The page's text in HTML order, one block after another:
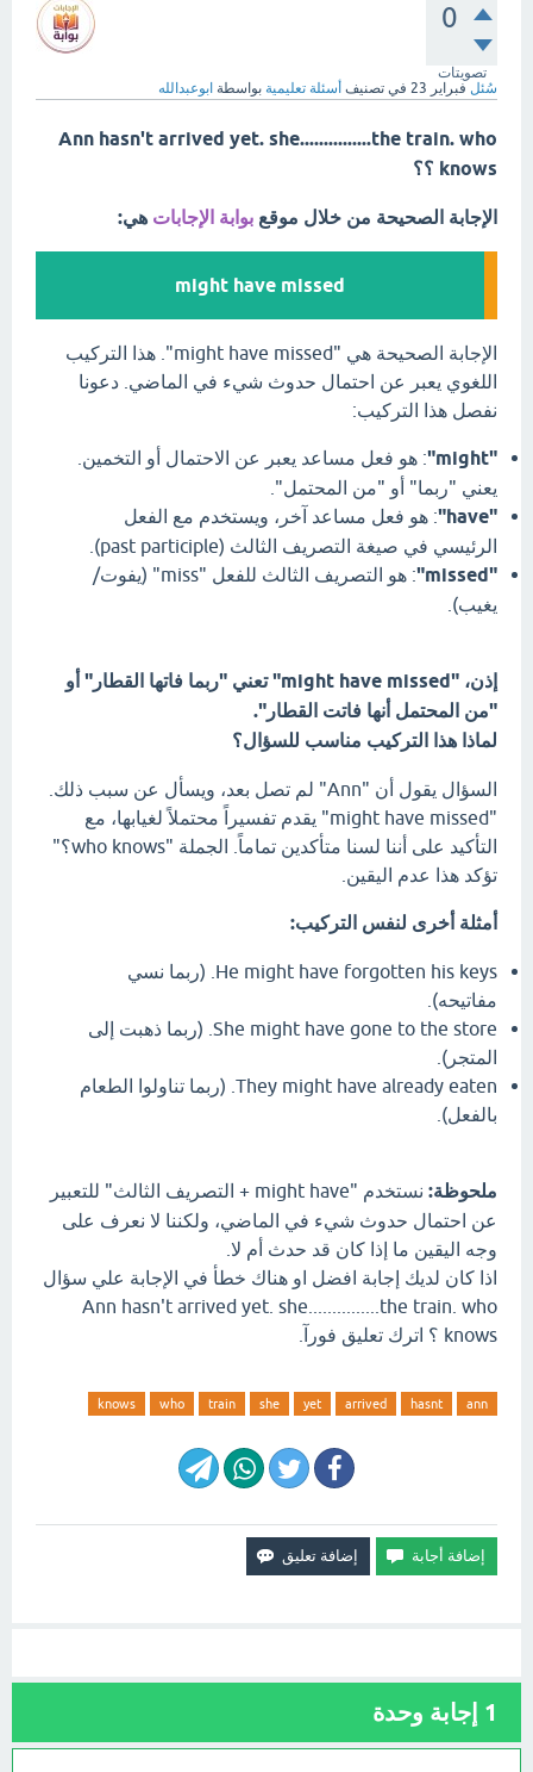
0
تصويتات
سُئل فبراير 23 في تصنيف أسئلة تعليمية بواسطة ابوعبدالله
Ann hasn't arrived yet. she...............the train. who
knows ؟؟
الإجابة الصحيحة من خلال موقع بوابة الإجابات هي:
might have missed
الإجابة الصحيحة هي "might have missed". هذا التركيب
اللغوي يعبر عن احتمال حدوث شيء في الماضي. دعونا
نفصل هذا التركيب:
"might"
: هو فعل مساعد يعبر عن الاحتمال أو التخمين.
يعني "ربما" أو "من المحتمل".
"have"
: هو فعل مساعد آخر، ويستخدم مع الفعل
الرئيسي في صيغة التصريف الثالث (past participle).
"missed"
: هو التصريف الثالث للفعل "miss" (يفوت/
يغيب).
إذن، "might have missed" تعني "ربما فاتها القطار" أو
"من المحتمل أنها فاتت القطار".
لماذا هذا التركيب مناسب للسؤال؟
السؤال يقول أن "Ann" لم تصل بعد، ويسأل عن سبب ذلك.
"might have missed" يقدم تفسيراً محتملاً لغيابها، مع
التأكيد على أننا لسنا متأكدين تماماً. الجملة "who knows؟"
تؤكد هذا عدم اليقين.
أمثلة أخرى لنفس التركيب:
He might have forgotten his keys. (ربما نسي
مفاتيحه).
She might have gone to the store. (ربما ذهبت إلى
المتجر).
They might have already eaten. (ربما تناولوا الطعام
بالفعل).
ملحوظة:
نستخدم "might have + التصريف الثالث" للتعبير
عن احتمال حدوث شيء في الماضي، ولكننا لا نعرف على
وجه اليقين ما إذا كان قد حدث أم لا.
اذا كان لديك إجابة افضل او هناك خطأ في الإجابة علي سؤال
Ann hasn't arrived yet. she...............the train. who
knows ؟ اترك تعليق فورآ.
ann
hasnt
arrived
yet
she
train
who
knows
1 إجابة وحدة